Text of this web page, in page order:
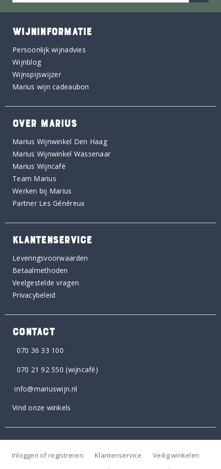
WIJNINFORMATIE
Persoonlijk wijnadvies
Wijnblog
Wijnspijswijzer
Marius wijn cadeaubon
OVER MARIUS
Marius Wijnwinkel Den Haag
Marius Wijnwinkel Wassenaar
Marius Wijncafé
Team Marius
Werken bij Marius
Partner Les Généreux
KLANTENSERVICE
Leveringsvoorwaarden
Betaalmethoden
Veelgestelde vragen
Privacybeleid
CONTACT
070 36 33 100
070 21 92 550 (wijncafé)
info@mariuswijn.nl
Vind onze winkels
Inloggen of registreren Klantenservice
Veilig winkelen